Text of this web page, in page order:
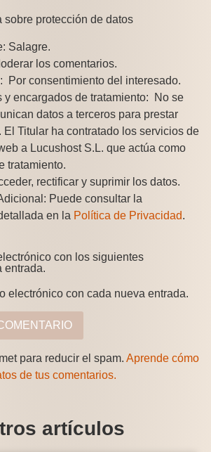
sobre protección de datos
Salagre.
los comentarios.
Por consentimiento del interesado.
y encargados de tratamiento: No se
datos a terceros para prestar
El Titular ha contratado los servicios de
a Lucushost S.L. que actúa como
tratamiento.
rectificar y suprimir los datos.
Puede consultar la
en la Política de Privacidad.
con los siguientes
entrada.
electrónico con cada nueva entrada.
para reducir el spam. Aprende cómo
de tus comentarios.
artículos